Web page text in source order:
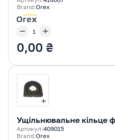
Brand:Orex
0,00 ₴
Ущільнювальне кільце
Артикул:409015
Brand:Orex